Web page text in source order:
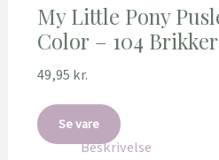
My Little Pony
Color – 104
49,95 kr.
Se vare
Beskrivelse